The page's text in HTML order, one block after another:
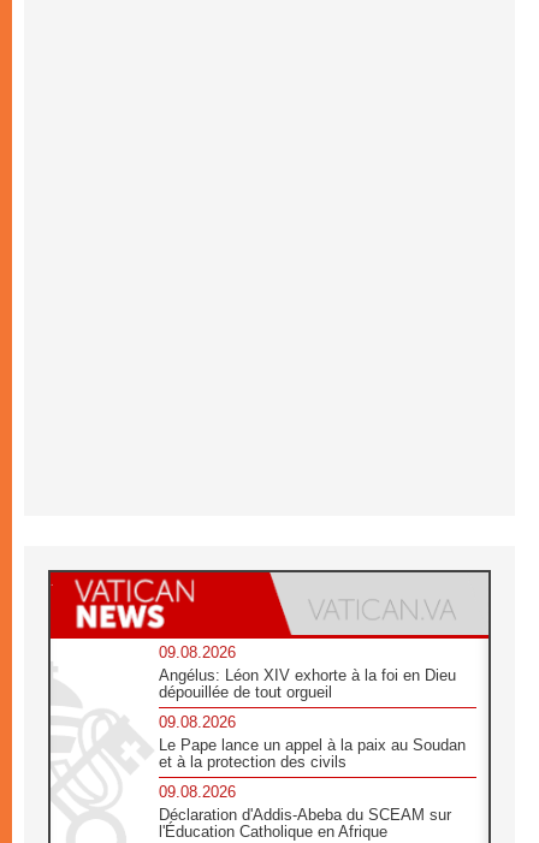
09.08.2026
Angélus: Léon XIV exhorte à la foi en Dieu
dépouillée de tout orgueil
09.08.2026
Le Pape lance un appel à la paix au Soudan
et à la protection des civils
09.08.2026
Déclaration d'Addis-Abeba du SCEAM sur
l'Éducation Catholique en Afrique